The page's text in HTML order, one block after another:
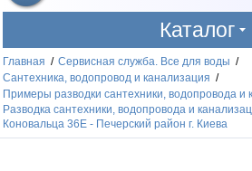
Каталог
Главная / Сервисная служба. Все для воды /
Сантехника, водопровод и канализация /
Примеры разводки сантехники, водопровода и
Разводка сантехники, водопровода и
Коновальца 36Е - Печерский район г. Киева